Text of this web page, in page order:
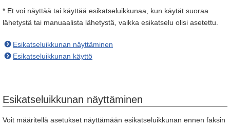
* Et voi näyttää tai käyttää esikatseluikkunaa, kun käytät suoraa
lähetystä tai manuaalista lähetystä, vaikka esikatselu olisi asetettu.
Esikatseluikkunan näyttäminen
Esikatseluikkunan käyttö
Esikatseluikkunan näyttäminen
Voit määritellä asetukset näyttämään esikatseluikkunan ennen faksin